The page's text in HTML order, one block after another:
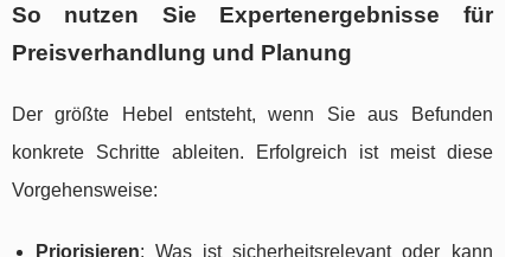
So nutzen Sie Expertenergebnisse für
Preisverhandlung und Planung
Der größte Hebel entsteht, wenn Sie aus Befunden
konkrete Schritte ableiten. Erfolgreich ist meist diese
Vorgehensweise:
Priorisieren: Was ist sicherheitsrelevant oder kann